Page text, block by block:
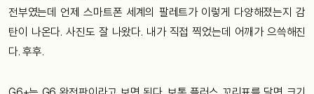
전부였는데 언제 스마트폰 세계의 팔레트가 이렇게 다양해졌는지 감
탄이 나온다. 사진도 잘 나왔다. 내가 직접 찍었는데 어깨가 으쓱해진
다. 후후.